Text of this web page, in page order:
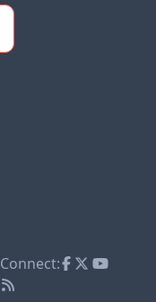
Connect: